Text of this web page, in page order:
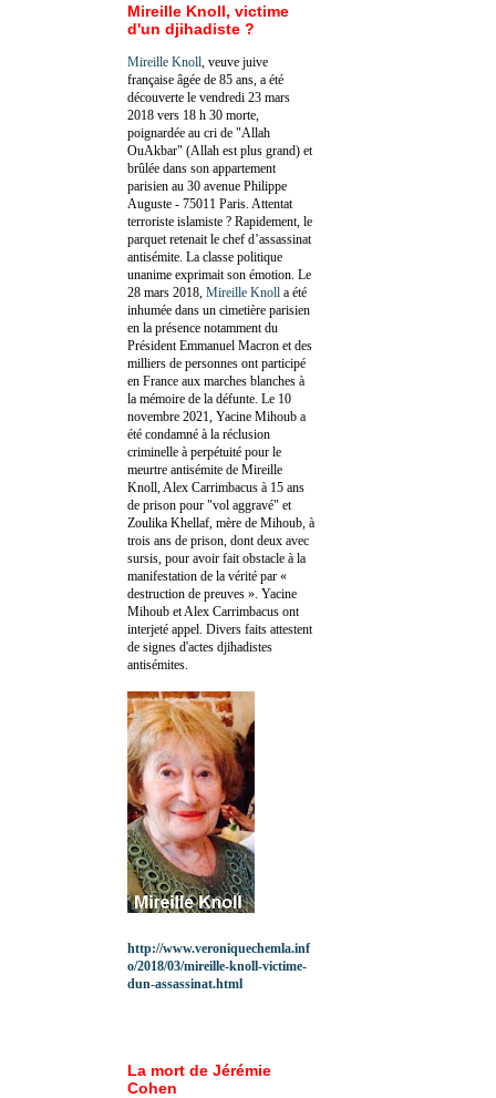
Mireille Knoll, victime
d'un djihadiste ?
Mireille Knoll , veuve juive
française âgée de 85 ans, a été
découverte le vendredi 23 mars
2018 vers 18 h 30 morte,
poignardée au cri de "Allah
OuAkbar" (Allah est plus grand) et
brûlée dans son appartement
parisien au 30 avenue Philippe
Auguste - 75011 Paris. Attentat
terroriste islamiste ? Rapidement, le
parquet retenait le chef d’assassinat
antisémite. La classe politique
unanime exprimait son émotion. Le
28 mars 2018, Mireille Knoll a été
inhumée dans un cimetière parisien
en la présence notamment du
Président Emmanuel Macron et des
milliers de personnes ont participé
en France aux marches blanches à
la mémoire de la défunte. Le 10
novembre 2021, Yacine Mihoub a
été condamné à la réclusion
criminelle à perpétuité pour le
meurtre antisémite de Mireille
Knoll, Alex Carrimbacus à 15 ans
de prison pour "vol aggravé" et
Zoulika Khellaf, mère de Mihoub, à
trois ans de prison, dont deux avec
sursis, pour avoir fait obstacle à la
manifestation de la vérité par «
destruction de preuves ». Yacine
Mihoub et Alex Carrimbacus ont
interjeté appel. Divers faits attestent
de signes d'actes djihadistes
antisémites.
http://www.veroniquechemla.inf
o/2018/03/mireille-knoll-victime-
dun-assassinat.html
La mort de Jérémie
Cohen